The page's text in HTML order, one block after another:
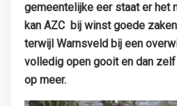
gemeentelijke eer staat er het
kan AZC bij winst goede
terwijl Warnsveld bij een
volledig open gooit en dan
op meer.